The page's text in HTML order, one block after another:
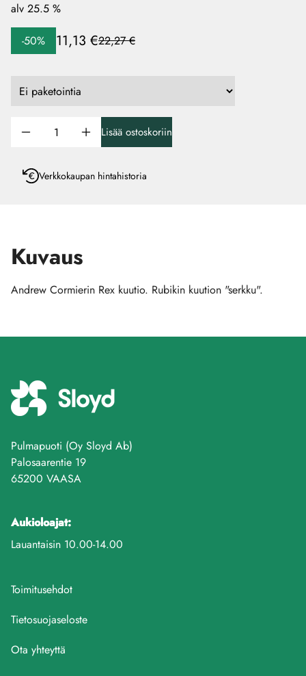
alv 25.5 %
-50% 11,13 €22,27 €
Lisää ostoskoriin
Verkkokaupan hintahistoria
Kuvaus
Andrew Cormierin Rex kuutio. Rubikin kuution "serkku".
Pulmapuoti (Oy Sloyd Ab)
Palosaarentie 19
65200 VAASA
Aukioloajat:
Lauantaisin 10.00-14.00
Toimitusehdot
Tietosuojaseloste
Ota yhteyttä